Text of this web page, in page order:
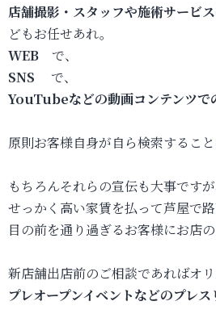
店舗撮影・スタッフや施術サービ
どもお任せあれ。
WEB で、
SNS で、
YouTubeなどの動画コンテンツで
原則お客様自身が自ら検索するこ
もちろんそれらの宣伝も大事ですが
せっかく高い家賃を払って芦屋で
目の前を通り過ぎるお客様にお店
新店舗出店前のご相談であればオ
プレオープンイベントなどのプレ